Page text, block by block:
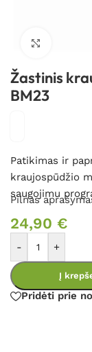
Žastinis
BM23
Patikimas ir
kraujospūdžio
saugojimu
Pilnas
24,90 €
- +
Į
Pridėti prie